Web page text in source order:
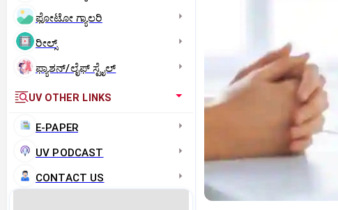
ಫೋಟೋ ಗ್ಯಾಲರಿ
ರೀಲ್ಸ್
ಫ್ಯಾಶನ್/ಲೈಫ್‌ ಸ್ಟೈಲ್
UV OTHER LINKS
E-PAPER
UV PODCAST
CONTACT US